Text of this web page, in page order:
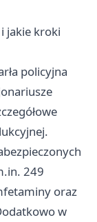
jakie kroki
policyjna
249
oraz
w